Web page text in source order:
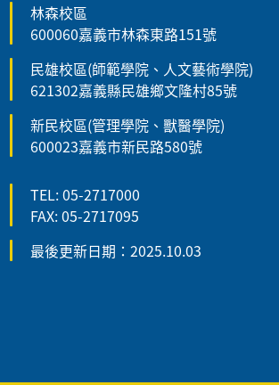
林森校區
600060嘉義市林森東路151號
民雄校區(師範學院、人文藝術學院)
621302嘉義縣民雄鄉文隆村85號
新民校區(管理學院、獸醫學院)
600023嘉義市新民路580號
TEL: 05-2717000
FAX: 05-2717095
最後更新日期：2025.10.03